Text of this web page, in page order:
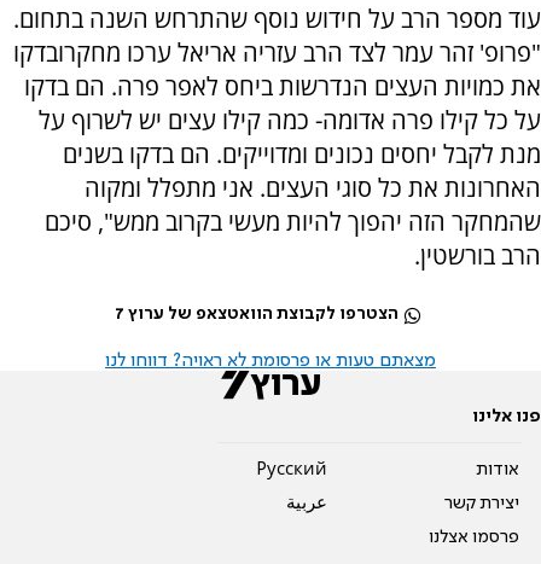
עוד מספר הרב על חידוש נוסף שהתרחש השנה בתחום.
"פרופ' זהר עמר לצד הרב עזריה אריאל ערכו מחקרובדקו
את כמויות העצים הנדרשות ביחס לאפר פרה. הם בדקו
על כל קילו פרה אדומה- כמה קילו עצים יש לשרוף על
מנת לקבל יחסים נכונים ומדוייקים. הם בדקו בשנים
האחרונות את כל סוגי העצים. אני מתפלל ומקוה
שהמחקר הזה יהפוך להיות מעשי בקרוב ממש", סיכם
הרב בורשטין.
הצטרפו לקבוצת הוואטצאפ של ערוץ 7
מצאתם טעות או פרסומת לא ראויה? דווחו לנו
פנו אלינו
אודות
יצירת קשר
פרסמו אצלנו
Pусский
عربية